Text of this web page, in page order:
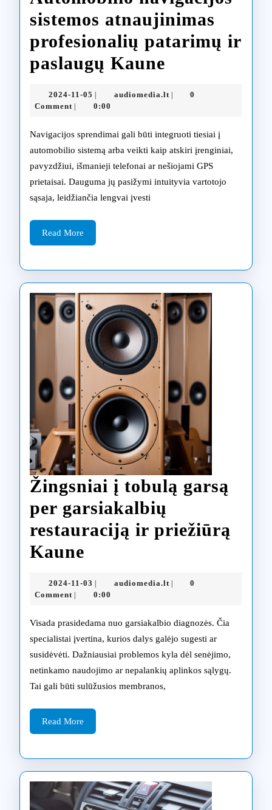
sistemos atnaujinimas
profesionalių patarimų ir
paslaugų Kaune
sistemos
patarimų
ir
2024-11-05 2024-
11-
audiomedia.ltaudiomedia.lt
0
Comment
0:00
Navigacijos sprendimai gali būti integruoti tiesiai į
automobilio sistemą arba veikti kaip atskiri įrenginiai,
pavyzdžiui, išmanieji telefonai ar nešiojami GPS
prietaisai. Dauguma jų pasižymi intuityvia vartotojo
sąsaja, leidžiančia lengvai įvesti
Read More
More
Žingsniai į tobulą garsą
per garsiakalbių
restauraciją ir priežiūrą
Kaune
tobulą
garsą
per
garsiakalbių
restauraciją
ir
priežiūrą
2024-11-03 2024-
11-
audiomedia.ltaudiomedia.lt
0
Comment
0:00
Visada prasidedama nuo garsiakalbio diagnozės. Čia
specialistai įvertina, kurios dalys galėjo sugesti ar
susidėvėti. Dažniausiai problemos kyla dėl senėjimo,
netinkamo naudojimo ar nepalankių aplinkos sąlygų.
Tai gali būti sulūžusios membranos,
Read More
More